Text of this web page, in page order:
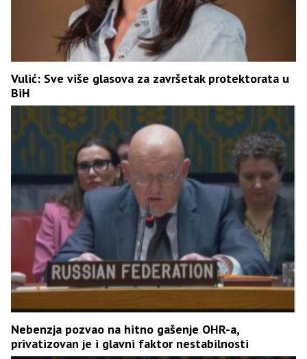
Vulić: Sve više glasova za završetak protektorata u
BiH
Nebenzja pozvao na hitno gašenje OHR-a,
privatizovan je i glavni faktor nestabilnosti